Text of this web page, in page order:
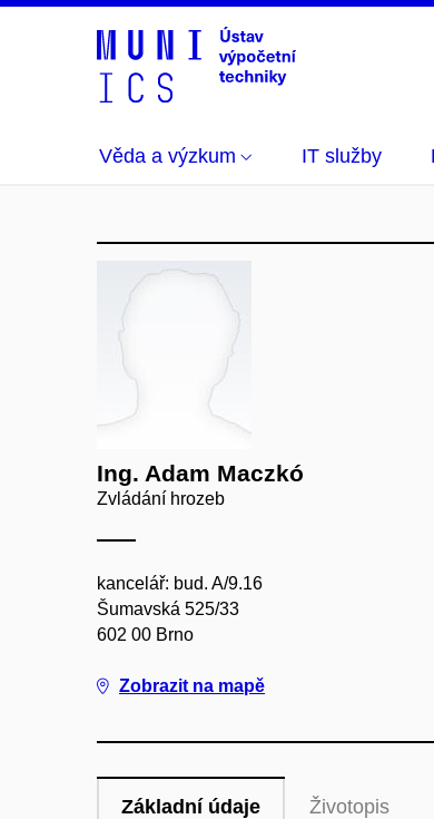
Věda a výzkum IT služby
Ing. Adam Maczkó
Zvládání hrozeb
kancelář: bud. A/9.16
Šumavská 525/33
602 00 Brno
Zobrazit na mapě
Základní údaje Životopis